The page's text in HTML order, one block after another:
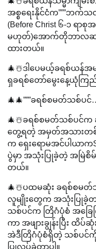
အစ္စရေးနိုင်ငံက”””ဘက်သလီ
(Before Christ ၆-၁
မဟုတ်)အောက်တိုဘာလဆန်း
ထားတယ်။
🎄☃️ဒါပေမယ့်ခရစ်ယန်အ
ရှခရစ်တော်မွေးနေ့ယုံက
🎄🎄”””ခရစ်စမတ်သစ်ပင်
🎄☃️ခရစ်စမတ်သစ်ပင်က
တွေ့ရတဲ့ အမှတ်အသားတစ်
က ရှေးရောမအင်ပါယာက
ပွဲမှာ အသုံးပြုခဲ့တဲ့ အမြဲ
တယ်။
🎄☃️ပထမဆုံး ခရစ်စမတ်သ
လူမျိုးတွေက အသုံးပြုခဲ့
သစ်ပင်က တြိဂံပုံစံ အခြေကြီ
ကာ အဖျားချွန်းပြီး ထိ
အဲဒီတြိဂံပုံစံရှိတဲ့ သစ်ပင်ကို
ပြုလုပ်ခဲ့တာပါ။